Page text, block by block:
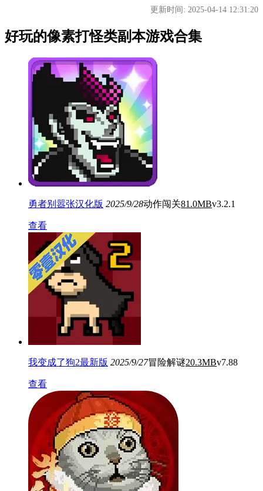
更新时间: 2025-04-14 12:31:20
好玩的像素打怪类副本游戏合集
勇者别嚣张汉化版 2025/9/28动作闯关81.0MBv3.2.1
查看
我变成了狗2最新版 2025/9/27冒险解谜20.3MBv7.88
查看